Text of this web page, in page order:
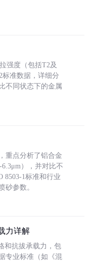
强度（包括T2及
标准数据，详细分
不同状态下的金属
重点分析了铝合金
），并对比不
8503-1标准和行业
砂参数。
力详解
和抗拔承载力，包
专业标准（如《混